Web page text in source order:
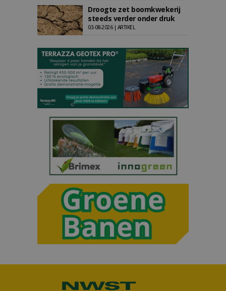
Droogte zet boomkwekerij
steeds verder onder druk
03-08-2026 | ARTIKEL